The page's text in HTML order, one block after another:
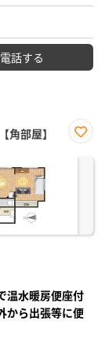
電話する
角部屋】
に入
温水暖房便座付
から出張等に便